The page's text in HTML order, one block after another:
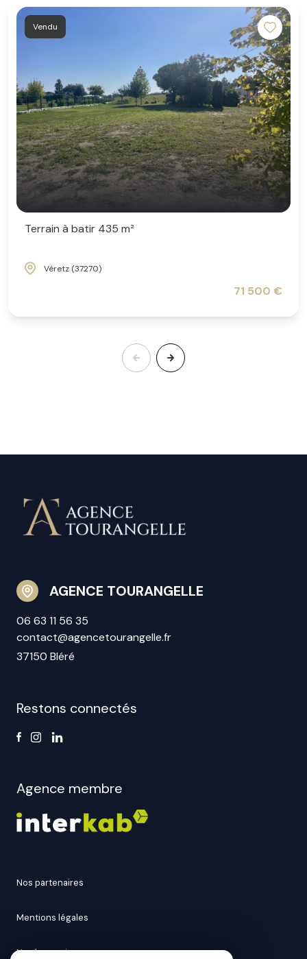
Vendu
Terrain à batir 435 m²
Véretz (37270)
71 500 €
AGENCE TOURANGELLE
06 63 11 56 35
contact@agencetourangelle.fr
37150 Bléré
Restons connectés
Agence membre
nos partenaires
mentions légales
nos honoraires